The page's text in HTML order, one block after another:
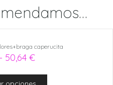
caperucita
50,64 €